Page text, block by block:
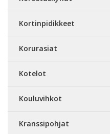
Kortinpidikkeet
Korurasiat
Kotelot
Kouluvihkot
Kranssipohjat